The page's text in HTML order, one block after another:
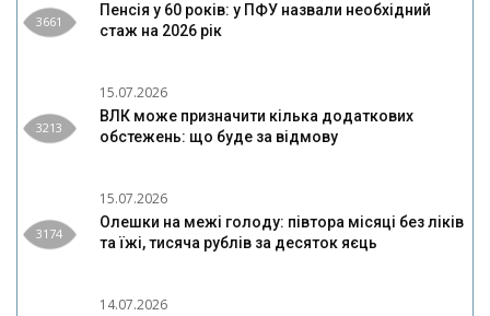
3661
Пенсія у 60 років: у ПФУ назвали необхідний
стаж на 2026 рік
3213
15.07.2026
ВЛК може призначити кілька додаткових
обстежень: що буде за відмову
3174
15.07.2026
Олешки на межі голоду: півтора місяці без ліків
та їжі, тисяча рублів за десяток яєць
14.07.2026